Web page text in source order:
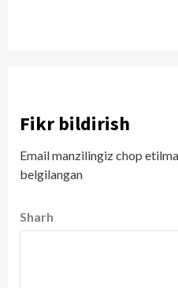
Fikr bildirish
Email manzilingiz chop
belgilangan
Sharh